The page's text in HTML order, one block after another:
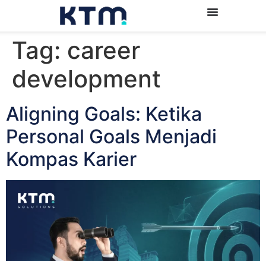
Tag: career
development
Aligning Goals: Ketika
Personal Goals Menjadi
Kompas Karier